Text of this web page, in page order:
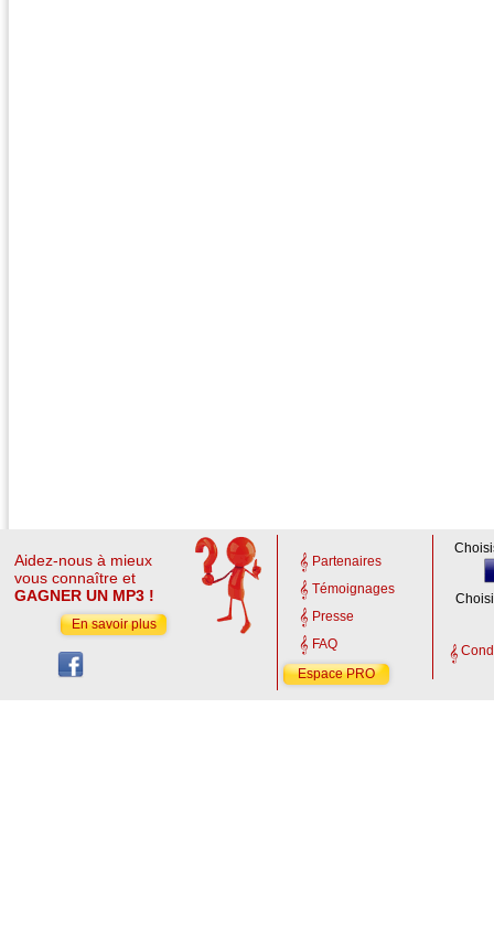
Aidez-nous à mieux
vous connaître et
GAGNER UN MP3 !
En savoir plus
Partenaires
Témoignages
Presse
FAQ
Espace PRO